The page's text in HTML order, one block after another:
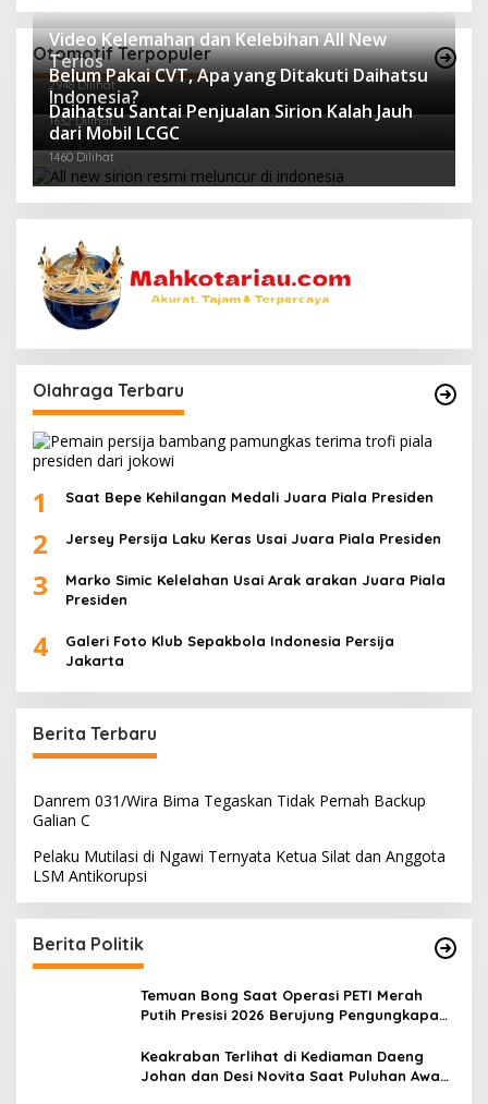
Otomotif Terpopuler
Video Kelemahan dan Kelebihan All New
Terios
2948 Dilihat
Belum Pakai CVT, Apa yang Ditakuti Daihatsu
Indonesia?
1632 Dilihat
Daihatsu Santai Penjualan Sirion Kalah Jauh
dari Mobil LCGC
1460 Dilihat
Olahraga Terbaru
1 Saat Bepe Kehilangan Medali Juara Piala Presiden
2 Jersey Persija Laku Keras Usai Juara Piala Presiden
3
Marko Simic Kelelahan Usai Arak arakan Juara Piala
Presiden
4
Galeri Foto Klub Sepakbola Indonesia Persija
Jakarta
Berita Terbaru
Danrem 031/Wira Bima Tegaskan Tidak Pernah Backup
Galian C
Pelaku Mutilasi di Ngawi Ternyata Ketua Silat dan Anggota
LSM Antikorupsi
Berita Politik
Temuan Bong Saat Operasi PETI Merah
Putih Presisi 2026 Berujung Pengungkapan
Keakraban Terlihat di Kediaman Daeng
Johan dan Desi Novita Saat Puluhan Awak